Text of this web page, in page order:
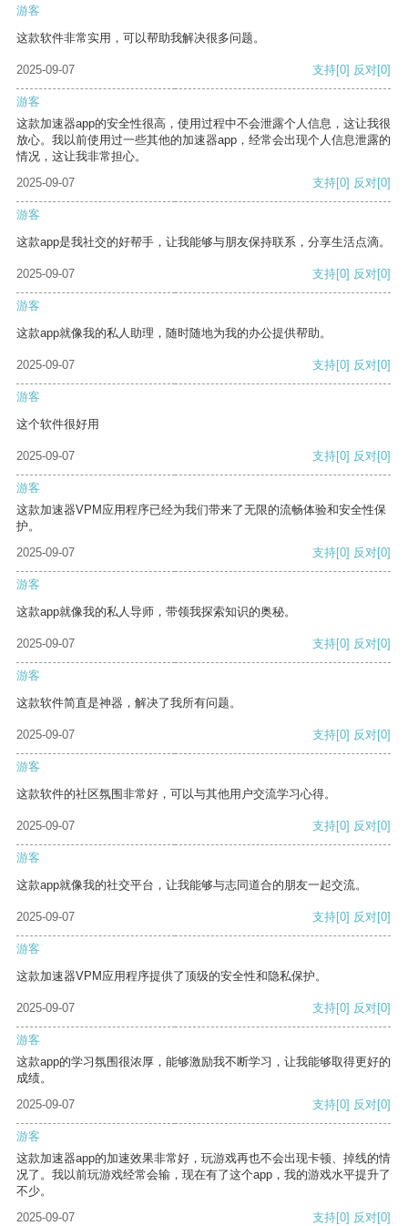
游客
这款软件非常实用，可以帮助我解决很多问题。
2025-09-07 支持[0] 反对[0]
游客
这款加速器app的安全性很高，使用过程中不会泄露个人信息，这让我很
放心。我以前使用过一些其他的加速器app，经常会出现个人信息泄露的
情况，这让我非常担心。
2025-09-07
支持[0] 反对[0]
游客
这款app是我社交的好帮手，让我能够与朋友保持联系，分享生活点滴。
2025-09-07 支持[0] 反对[0]
游客
这款app就像我的私人助理，随时随地为我的办公提供帮助。
2025-09-07 支持[0] 反对[0]
游客
这个软件很好用
2025-09-07 支持[0] 反对[0]
游客
这款加速器VPM应用程序已经为我们带来了无限的流畅体验和安全性保
护。
2025-09-07
支持[0] 反对[0]
游客
这款app就像我的私人导师，带领我探索知识的奥秘。
2025-09-07 支持[0] 反对[0]
游客
这款软件简直是神器，解决了我所有问题。
2025-09-07 支持[0] 反对[0]
游客
这款软件的社区氛围非常好，可以与其他用户交流学习心得。
2025-09-07 支持[0] 反对[0]
游客
这款app就像我的社交平台，让我能够与志同道合的朋友一起交流。
2025-09-07 支持[0] 反对[0]
游客
这款加速器VPM应用程序提供了顶级的安全性和隐私保护。
2025-09-07 支持[0] 反对[0]
游客
这款app的学习氛围很浓厚，能够激励我不断学习，让我能够取得更好的
成绩。
2025-09-07
支持[0] 反对[0]
游客
这款加速器app的加速效果非常好，玩游戏再也不会出现卡顿、掉线的情
况了。我以前玩游戏经常会输，现在有了这个app，我的游戏水平提升了
不少。
2025-09-07
支持[0] 反对[0]